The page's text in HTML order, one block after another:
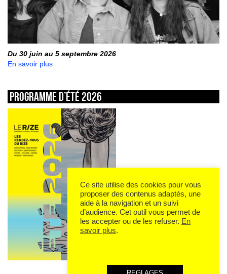
Du 30 juin au 5 septembre 2026
En savoir plus
Programme d’été 2026
Ce site utilise des cookies pour vous
proposer des contenus adaptés, une
aide à la navigation et un suivi
d’audience. Cet outil vous permet de
les accepter ou de les refuser. En
savoir plus.